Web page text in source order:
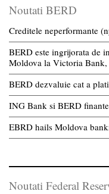
Noutati BERD
Creditele neperformante
BERD este ingrijorata de
Moldova la Victoria
BERD dezvaluie cat a
ING Bank si BERD
EBRD hails Moldova
Noutati Federal